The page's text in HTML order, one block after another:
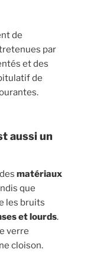
de
par
et des
de
aussi un
matériaux
que
les bruits
et lourds.
verre
cloison.